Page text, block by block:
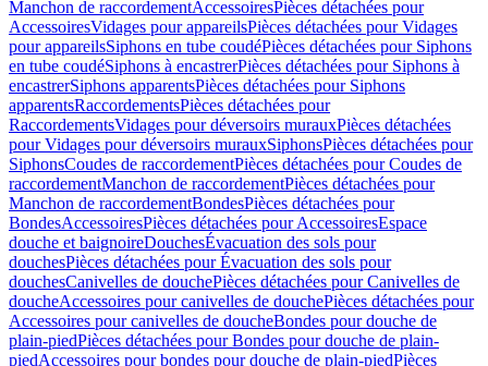
Manchon de raccordementAccessoiresPièces détachées pour
AccessoiresVidages pour appareilsPièces détachées pour Vidages
pour appareilsSiphons en tube coudéPièces détachées pour Siphons
en tube coudéSiphons à encastrerPièces détachées pour Siphons à
encastrerSiphons apparentsPièces détachées pour Siphons
apparentsRaccordementsPièces détachées pour
RaccordementsVidages pour déversoirs murauxPièces détachées
pour Vidages pour déversoirs murauxSiphonsPièces détachées pour
SiphonsCoudes de raccordementPièces détachées pour Coudes de
raccordementManchon de raccordementPièces détachées pour
Manchon de raccordementBondesPièces détachées pour
BondesAccessoiresPièces détachées pour AccessoiresEspace
douche et baignoireDouchesÉvacuation des sols pour
douchesPièces détachées pour Évacuation des sols pour
douchesCanivelles de douchePièces détachées pour Canivelles de
doucheAccessoires pour canivelles de douchePièces détachées pour
Accessoires pour canivelles de doucheBondes pour douche de
plain-piedPièces détachées pour Bondes pour douche de plain-
piedAccessoires pour bondes pour douche de plain-piedPièces